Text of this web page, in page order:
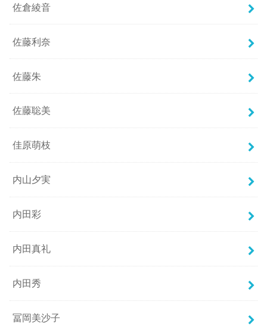
佐倉綾音
佐藤利奈
佐藤朱
佐藤聡美
佳原萌枝
内山夕実
内田彩
内田真礼
内田秀
冨岡美沙子